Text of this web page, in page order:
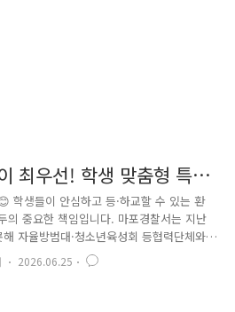
최우선! 학생 맞춤형 특별
학생들이 안심하고 등·하교할 수 있는 환
의 중요한 책임입니다. 마포경찰서는 지난
자율방범대·청소년육성회 등협력단체와
실시하며학생들의 안전한 등·하굣길 조
을 펼쳤습니다. 학생들의 안전을 위한 현
2026.06.25